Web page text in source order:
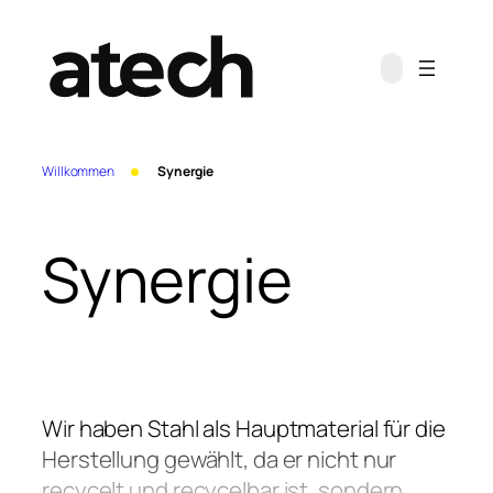
Inhalt
springen
Willkommen Synergie
Synergie
Wir haben Stahl als Hauptmaterial für die
Herstellung gewählt, da er nicht nur